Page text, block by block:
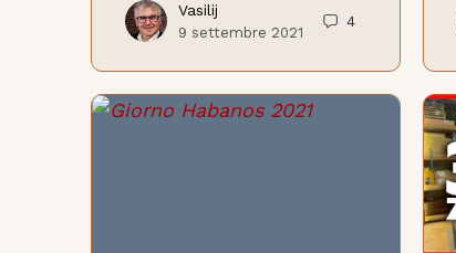
Vasilij
9 settembre 2021
4